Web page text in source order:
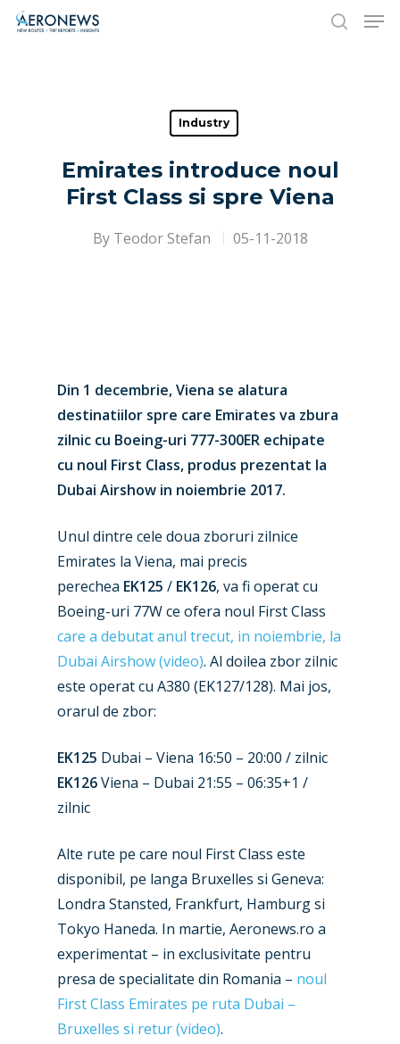
Hit enter to search or ESC to close
Industry
Emirates introduce noul
First Class si spre Viena
By Teodor Stefan 05-11-2018
Din 1 decembrie, Viena se alatura
destinatiilor spre care Emirates va zbura
zilnic cu Boeing-uri 777-300ER echipate
cu noul First Class, produs prezentat la
Dubai Airshow in noiembrie 2017.
Unul dintre cele doua zboruri zilnice
Emirates la Viena, mai precis
perechea EK125 / EK126, va fi operat cu
Boeing-uri 77W ce ofera noul First Class
care a debutat anul trecut, in noiembrie, la
Dubai Airshow (video). Al doilea zbor zilnic
este operat cu A380 (EK127/128). Mai jos,
orarul de zbor:
EK125 Dubai – Viena 16:50 – 20:00 / zilnic
EK126Viena – Dubai 21:55 – 06:35+1 /
zilnic
Alte rute pe care noul First Class este
disponibil, pe langa Bruxelles si Geneva:
Londra Stansted, Frankfurt, Hamburg si
Tokyo Haneda. In martie, Aeronews.ro a
experimentat – in exclusivitate pentru
presa de specialitate din Romania – noul
First Class Emirates pe ruta Dubai –
Bruxelles si retur (video).
New Routes
Industry
Accidents / Incidents
Airshows
Dubai 2025
Business Jets